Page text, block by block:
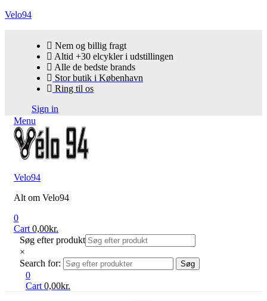
Velo94
Nem og billig fragt
Altid +30 elcykler i udstillingen
Alle de bedste brands
Stor butik i København
Ring til os
Sign in
Menu
Velo94
Alt om Velo94
0
Cart 0,00kr.
Søg efter produkt
×
Search for:
Søg
0
Cart 0,00kr.